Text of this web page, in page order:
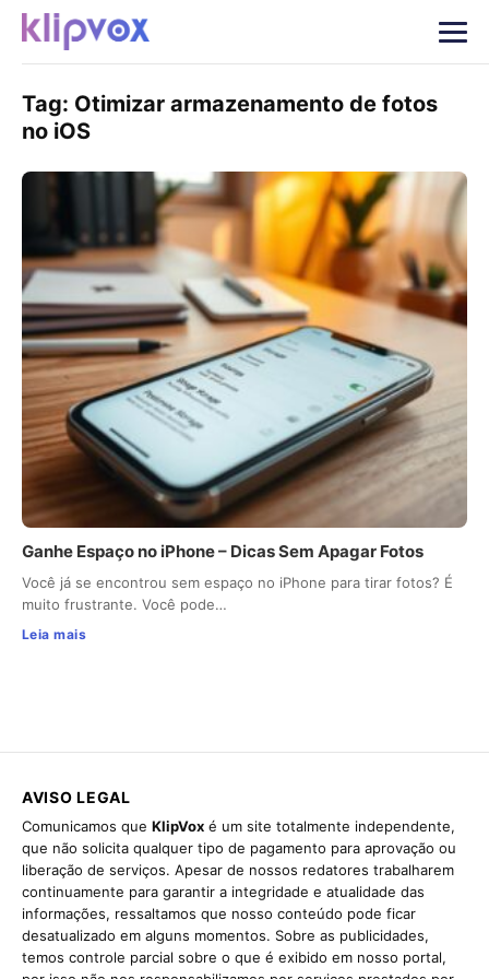
Tag: Otimizar armazenamento de fotos
no iOS
Ganhe Espaço no iPhone – Dicas Sem Apagar Fotos
Você já se encontrou sem espaço no iPhone para tirar fotos? É
muito frustrante. Você pode…
Leia mais
AVISO LEGAL
Comunicamos que KlipVox é um site totalmente independente,
que não solicita qualquer tipo de pagamento para aprovação ou
liberação de serviços. Apesar de nossos redatores trabalharem
continuamente para garantir a integridade e atualidade das
informações, ressaltamos que nosso conteúdo pode ficar
desatualizado em alguns momentos. Sobre as publicidades,
temos controle parcial sobre o que é exibido em nosso portal,